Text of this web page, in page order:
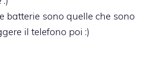
batterie sono quelle che sono
il telefono poi :)